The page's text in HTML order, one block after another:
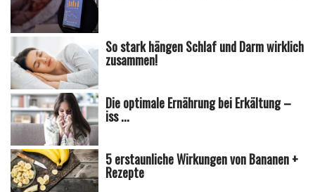
So stark hängen Schlaf und Darm wirklich
zusammen!
Die optimale Ernährung bei Erkältung –
iss ...
5 erstaunliche Wirkungen von Bananen +
Rezepte